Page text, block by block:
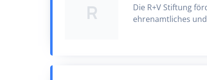
R
Die R+V Stiftung
ehrenamtliches